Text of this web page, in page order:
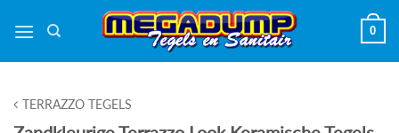
naar
0
TERRAZZO TEGELS